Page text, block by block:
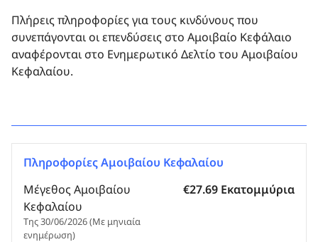
Πλήρεις πληροφορίες για τους κινδύνους που
συνεπάγονται οι επενδύσεις στο Αμοιβαίο Κεφάλαιο
αναφέρονται στο Ενημερωτικό Δελτίο του Αμοιβαίου
Κεφαλαίου.
Πληροφορίες Αμοιβαίου Κεφαλαίου
Μέγεθος Αμοιβαίου
Κεφαλαίου
Της 30/06/2026 (Με μηνιαία
ενημέρωση)
€27.69 Εκατομμύρια